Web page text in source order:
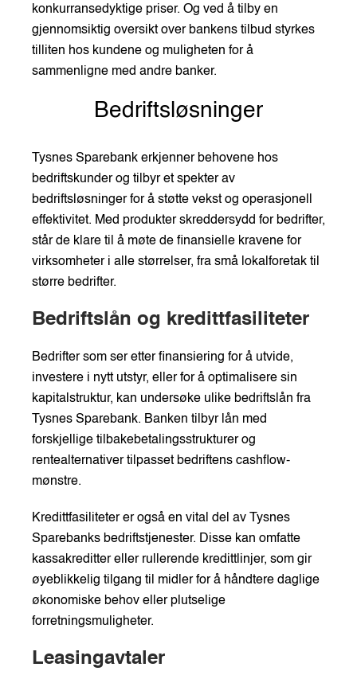
konkurransedyktige priser. Og ved å tilby en
gjennomsiktig oversikt over bankens tilbud styrkes
tilliten hos kundene og muligheten for å
sammenligne med andre banker.
Bedriftsløsninger
Tysnes Sparebank erkjenner behovene hos
bedriftskunder og tilbyr et spekter av
bedriftsløsninger for å støtte vekst og operasjonell
effektivitet. Med produkter skreddersydd for bedrifter,
står de klare til å møte de finansielle kravene for
virksomheter i alle størrelser, fra små lokalforetak til
større bedrifter.
Bedriftslån og kredittfasiliteter
Bedrifter som ser etter finansiering for å utvide,
investere i nytt utstyr, eller for å optimalisere sin
kapitalstruktur, kan undersøke ulike bedriftslån fra
Tysnes Sparebank. Banken tilbyr lån med
forskjellige tilbakebetalingsstrukturer og
rentealternativer tilpasset bedriftens cashflow-
mønstre.
Kredittfasiliteter er også en vital del av Tysnes
Sparebanks bedriftstjenester. Disse kan omfatte
kassakreditter eller rullerende kredittlinjer, som gir
øyeblikkelig tilgang til midler for å håndtere daglige
økonomiske behov eller plutselige
forretningsmuligheter.
Leasingavtaler